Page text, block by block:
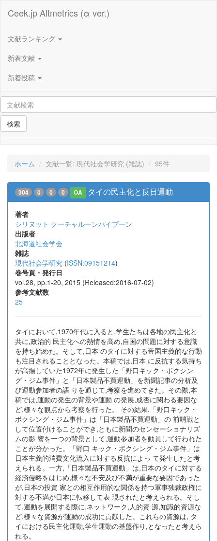
Ceek.jp Altmetrics (α ver.)
文献ランキング
新着文献
新着投稿
検索
ホーム 文献一覧: 現代社会学研究 (雑誌) 95件
304 0 0 0 OA タイの民主化と反日運動
著者
シリヌット クーチャルーンパイブーン
出版者
北海道社会学会
雑誌
現代社会学研究 (ISSN:09151214)
巻号頁・発行日
vol.28, pp.1-20, 2015 (Released:2016-07-02)
参考文献数
25
タイにおいて,1970年代に入ると,学生たちは各地の民主化と
共に,政治的 民主化への熱情を高め,自国の問題に対する意識
を持ち始めた。そして,日本 のタイに対する帝国主義的な行動
も注目されることとなった。本稿では,日本 に反抗する気持ち
が高揚していた1972年に発生した「野口キック・ボクシン
グ・ジム事件」と「日本製品不買運動」を新聞記事の分析及
び運動参加者の語 りを通じて,考察を進めてきた。その際,本
稿では,運動の発生の背景や運動 の発展,成否に関わる要因な
ど,様々な観点から考察を行った。 その結果,「野口キック・
ボクシング・ジム事件」は「日本製品不買運動」の 前哨戦と
して位置付けることができ,ともに新聞のセンセーショナリズ
ムの影 響を一つの背景として,運動参加者を動員して行われた
ことが分かった。「野口 キック・ボクシング・ジム事件」は
日本主義的消費文化流入に対する反抗によっ て発生したと考
えられる。一方,「日本製品不買運動」は,日本のタイに対する
経済侵略をはじめ,様々な不安及び不満が重要な要因であった
が,日本の投資 家との相互作用的な関係を持つ軍事独裁政権に
対する不満が日本に転移して表 現されたと考えられる。そし
て,運動を展開する際に,ネットワーク,人的資 源,知識的資源な
ど,様々な資源が運動の成功に貢献した。これらの資源は, タ
イにおける民主化運動,学生運動の基盤作り,となったと考えら
れる。